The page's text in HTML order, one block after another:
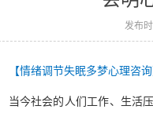
发布
【情绪调节失眠多梦心理咨询
当今社会的人们工作、生活